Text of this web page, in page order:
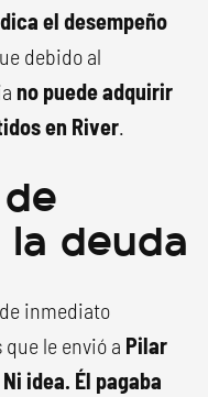
el desempeño
debido al
no puede adquirir
en River.
deuda
inmediato
le envió a Pilar
idea. Él pagaba